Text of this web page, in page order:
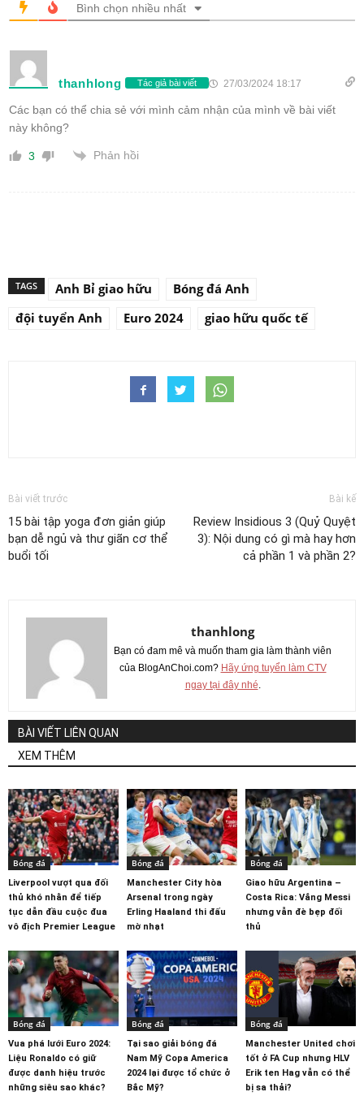
Bình chọn nhiều nhất
thanhlong Tác giả bài viết 27/03/2024 18:17
Các bạn có thể chia sẻ với mình cảm nhận của mình về bài viết
này không?
3 Phản hồi
TAGS Anh Bỉ giao hữu
Bóng đá Anh
đội tuyển Anh
Euro 2024 giao hữu quốc tế
Bài viết trước
15 bài tập yoga đơn giản giúp
bạn dễ ngủ và thư giãn cơ thể
buổi tối
Bài kế
Review Insidious 3 (Quỷ Quyệt
3): Nội dung có gì mà hay hơn
cả phần 1 và phần 2?
thanhlong
Bạn có đam mê và muốn tham gia làm thành viên
của BlogAnChoi.com? Hãy ứng tuyển làm CTV
ngay tại đây nhé.
BÀI VIẾT LIÊN QUAN
XEM THÊM
Bóng đá
Liverpool vượt qua đối
thủ khó nhằn để tiếp
tục dẫn đầu cuộc đua
vô địch Premier League
Bóng đá
Manchester City hòa
Arsenal trong ngày
Erling Haaland thi đấu
mờ nhạt
Bóng đá
Giao hữu Argentina –
Costa Rica: Vắng Messi
nhưng vẫn đè bẹp đối
thủ
Bóng đá
Vua phá lưới Euro 2024:
Liệu Ronaldo có giữ
được danh hiệu trước
những siêu sao khác?
Bóng đá
Tại sao giải bóng đá
Nam Mỹ Copa America
2024 lại được tổ chức ở
Bắc Mỹ?
Bóng đá
Manchester United chơi
tốt ở FA Cup nhưng HLV
Erik ten Hag vẫn có thể
bị sa thải?